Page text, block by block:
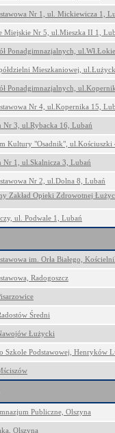
Nr 1, ul. Mickiewicza 1,
Miejskie Nr 5, ul.Mieszka II 1,
Ponadgimnazjalnych,
Mieszkaniowej,
Ponadgimnazjalnych,
Nr 4, ul.Kopernika 15,
Nr 3, ul.Rybacka 16, Lubań
Kultury "Osadnik", ul.Kościuszki
Nr 1, ul.Skalnicza 3, Lubań
Nr 2, ul.Dolna 8, Lubań
Zakład Opieki Zdrowotnej
ul. Podwale 1, Lubań
im. Orła Białego,
Radogoszcz
Średni
Łużycki
Szkole Podstawowej, Henryków
Publiczne, Olszyna
Olszyna